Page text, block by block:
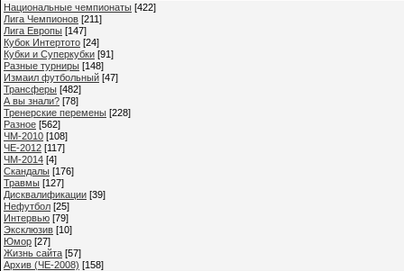
Национальные чемпионаты [422]
Лига Чемпионов [211]
Лига Европы [147]
Кубок Интертото [24]
Кубки и Суперкубки [91]
Разные турниры [148]
Измаил футбольный [47]
Трансферы [482]
А вы знали? [78]
Тренерские перемены [228]
Разное [562]
ЧМ-2010 [108]
ЧЕ-2012 [117]
ЧМ-2014 [4]
Cкандалы [176]
Травмы [127]
Дисквалификации [39]
Нефутбол [25]
Интервью [79]
Эксклюзив [10]
Юмор [27]
Жизнь сайта [57]
Архив (ЧЕ-2008) [158]